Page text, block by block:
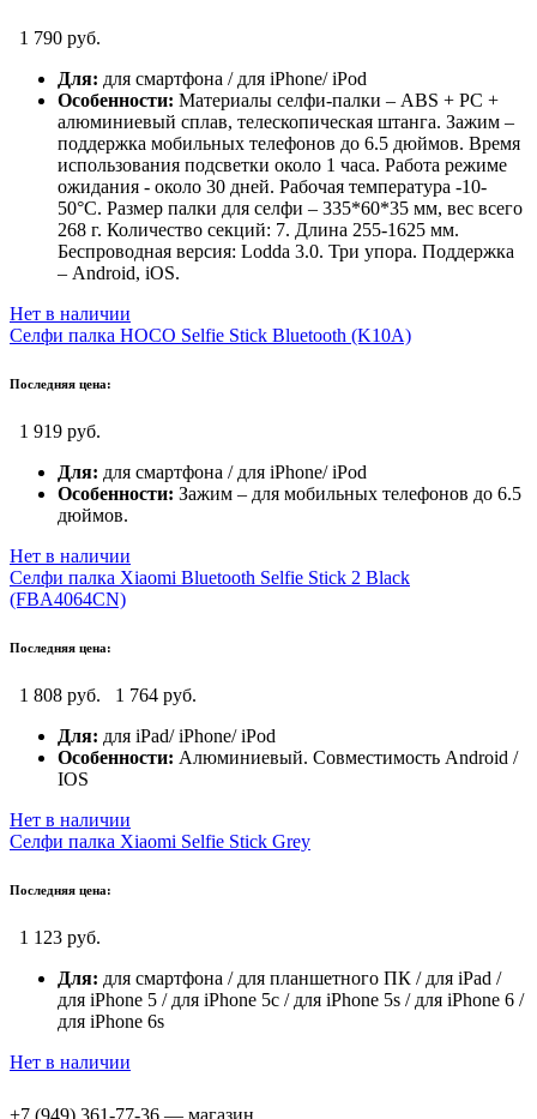
1 790 руб.
Для: для смартфона / для iPhone/ iPod
Особенности: Материалы селфи-палки – ABS + PC +
алюминиевый сплав, телескопическая штанга. Зажим –
поддержка мобильных телефонов до 6.5 дюймов. Время
использования подсветки около 1 часа. Работа режиме
ожидания - около 30 дней. Рабочая температура -10-
50°С. Размер палки для селфи – 335*60*35 мм, вес всего
268 г. Количество секций: 7. Длина 255-1625 мм.
Беспроводная версия: Lodda 3.0. Три упора. Поддержка
– Android, iOS.
Нет в наличии
Селфи палка HOCO Selfie Stick Bluetooth (K10A)
Последняя цена:
1 919 руб.
Для: для смартфона / для iPhone/ iPod
Особенности: Зажим – для мобильных телефонов до 6.5
дюймов.
Нет в наличии
Селфи палка Xiaomi Bluetooth Selfie Stick 2 Black
(FBA4064CN)
Последняя цена:
1 808 руб.
1 764 руб.
Для: для iPad/ iPhone/ iPod
Особенности: Алюминиевый. Совместимость Android /
IOS
Нет в наличии
Селфи палка Xiaomi Selfie Stick Grey
Последняя цена:
1 123 руб.
Для: для смартфона / для планшетного ПК / для iPad /
для iPhone 5 / для iPhone 5c / для iPhone 5s / для iPhone 6 /
для iPhone 6s
Нет в наличии
+7 (949) 361-77-36 — магазин